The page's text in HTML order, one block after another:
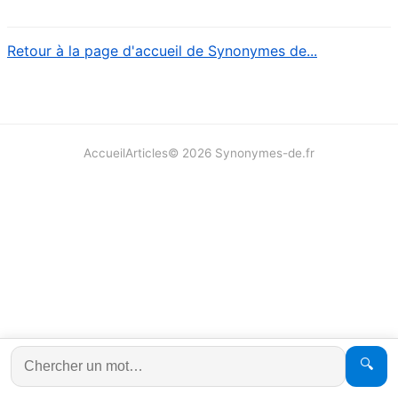
Retour à la page d'accueil de Synonymes de...
🔍
AccueilArticles© 2026 Synonymes-de.fr